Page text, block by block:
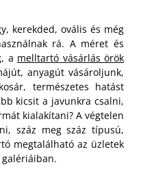
kerekded, ovális és még
rá. A méret és
a melltartó vásárlás örök
anyagút vásároljunk,
természetes hatást
kicsit a javunkra csalni,
kialakítani? A végtelen
száz meg száz típusú,
megtalálható az üzletek